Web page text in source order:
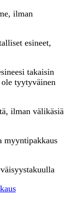
ilman
esineet,
takaisin
tyytyväinen
ilman välikäsiä
myyntipakkaus